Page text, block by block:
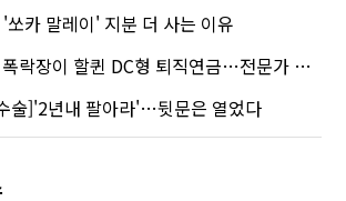
쏘카 말레이' 지분 더 사는 이유
장이 할퀸 DC형 퇴직연금…전문가 조언은
술]'2년내 팔아라'…뒷문은 열었다